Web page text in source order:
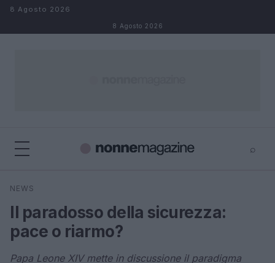
Salta al contenuto
8 Agosto 2026
8 Agosto 2026
⌕
Cerca
NEWS
Il paradosso della sicurezza:
pace o riarmo?
Papa Leone XIV mette in discussione il paradigma